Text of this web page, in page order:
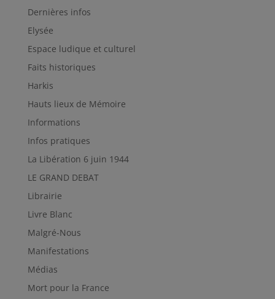
Dernières infos
Elysée
Espace ludique et culturel
Faits historiques
Harkis
Hauts lieux de Mémoire
Informations
Infos pratiques
La Libération 6 juin 1944
LE GRAND DEBAT
Librairie
Livre Blanc
Malgré-Nous
Manifestations
Médias
Mort pour la France